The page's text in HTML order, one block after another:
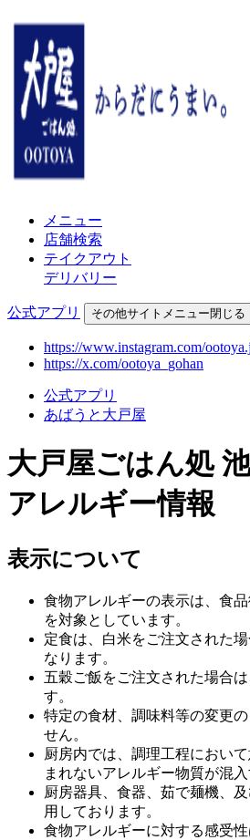
メニュー
店舗検索
テイクアウト
デリバリー
公式アプリ その他サイトメニュー閉じる
https://www.instagram.com/
https://x.com/ootoya_gohan
公式アプリ
あばうと大戸屋
大戸屋ごはん処
アレルギー情報
表示について
食物アレルギーの表示は、食
を対象としています。
定食は、白米をご注文された
なります。
五穀ご飯をご注文された場合
す。
特定の食材、調味料等の変更
せん。
厨房内では、調理工程におい
まれないアレルギー物質が混
厨房器具、食器、茹で麺機、
用しております。
食物アレルギーに対する感受